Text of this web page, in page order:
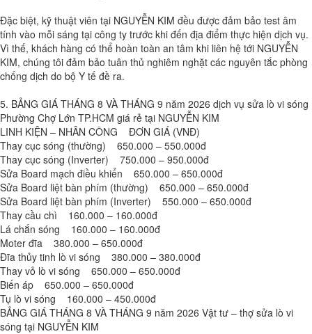
Đặc biệt, kỹ thuật viên tại NGUYỄN KIM đều được đảm bảo test âm
tính vào mỗi sáng tại công ty trước khi đến địa điểm thực hiện dịch vụ.
Vì thế, khách hàng có thể hoàn toàn an tâm khi liên hệ tới NGUYỄN
KIM, chúng tôi đảm bảo tuân thủ nghiêm nghặt các nguyên tắc phòng
chống dịch do bộ Y tế đề ra.
5. BẢNG GIÁ THÁNG 8 VÀ THÁNG 9 năm 2026 dịch vụ sửa lò vi sóng
Phường Chợ Lớn TP.HCM giá rẻ tại NGUYỄN KIM
LINH KIỆN – NHÂN CÔNG ĐƠN GIÁ (VNĐ)
Thay cục sóng (thường) 650.000 – 550.000đ
Thay cục sóng (Inverter) 750.000 – 950.000đ
Sửa Board mạch điều khiển 650.000 – 650.000đ
Sửa Board liệt bàn phím (thường) 650.000 – 650.000đ
Sửa Board liệt bàn phím (Inverter) 550.000 – 650.000đ
Thay cầu chì 160.000 – 160.000đ
Lá chắn sóng 160.000 – 160.000đ
Moter đĩa 380.000 – 650.000đ
Đĩa thủy tinh lò vi sóng 380.000 – 380.000đ
Thay vỏ lò vi sóng 650.000 – 650.000đ
Biến áp 650.000 – 650.000đ
Tụ lò vi sóng 160.000 – 450.000đ
BẢNG GIÁ THÁNG 8 VÀ THÁNG 9 năm 2026 Vật tư – thợ sửa lò vi
sóng tại NGUYỄN KIM